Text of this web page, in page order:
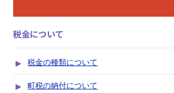
税金について
税金の種類について
町税の納付について